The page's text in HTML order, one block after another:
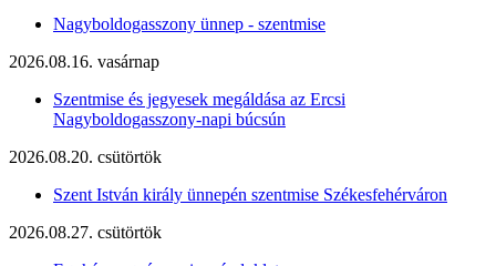
Nagyboldogasszony ünnep - szentmise
2026.08.16. vasárnap
Szentmise és jegyesek megáldása az Ercsi
Nagyboldogasszony-napi búcsún
2026.08.20. csütörtök
Szent István király ünnepén szentmise Székesfehérváron
2026.08.27. csütörtök